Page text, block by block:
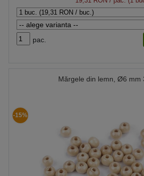
pac.
Mărgele din lemn, Ø6 mm
-15%